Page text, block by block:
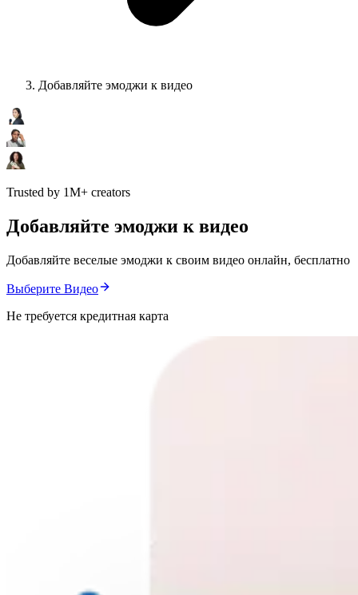
Добавляйте эмоджи к видео
Trusted by 1M+ creators
Добавляйте эмоджи к видео
Добавляйте веселые эмоджи к своим видео онлайн, бесплатно
Выберите Видео
Не требуется кредитная карта